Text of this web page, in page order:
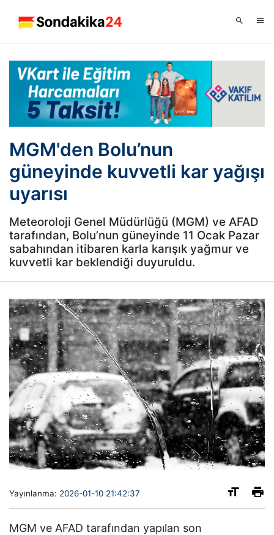
MGM'den Bolu’nun
güneyinde kuvvetli kar yağışı
uyarısı
Meteoroloji Genel Müdürlüğü (MGM) ve AFAD
tarafından, Bolu’nun güneyinde 11 Ocak Pazar
sabahından itibaren karla karışık yağmur ve
kuvvetli kar beklendiği duyuruldu.
Yayınlanma: 2026-01-10 21:42:37
MGM ve AFAD tarafından yapılan son